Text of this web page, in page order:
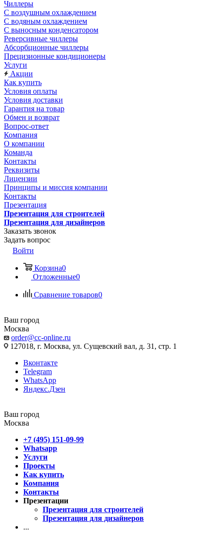
Чиллеры
С воздушным охлаждением
С водяным охлаждением
С выносным конденсатором
Реверсивные чиллеры
Абсорбционные чиллеры
Прецизионные кондиционеры
Услуги
Акции
Как купить
Условия оплаты
Условия доставки
Гарантия на товар
Обмен и возврат
Вопрос-ответ
Компания
О компании
Команда
Контакты
Реквизиты
Лицензии
Принципы и миссия компании
Контакты
Презентация
Презентация для строителей
Презентация для дизайнеров
Заказать звонок
Задать вопрос
Войти
Корзина0
Отложенные0
Сравнение товаров0
Ваш город
Москва
order@cc-online.ru
127018, г. Москва, ул. Сущевский вал, д. 31, стр. 1
Вконтакте
Telegram
WhatsApp
Яндекс.Дзен
Ваш город
Москва
+7 (495) 151-09-99
Whatsapp
Услуги
Проекты
Как купить
Компания
Контакты
Презентации
Презентация для строителей
Презентация для дизайнеров
...